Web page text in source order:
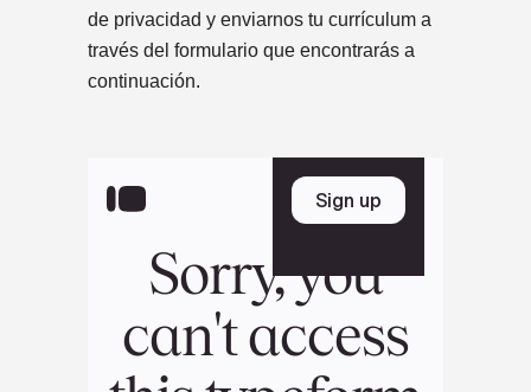
de privacidad y enviarnos tu currículum a
través del formulario que encontrarás a
continuación.